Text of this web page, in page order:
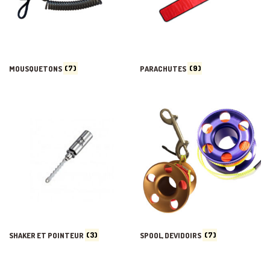
MOUSQUETONS (7) PARACHUTES (9)
SHAKER ET POINTEUR (3) SPOOL, DEVIDOIRS (7)